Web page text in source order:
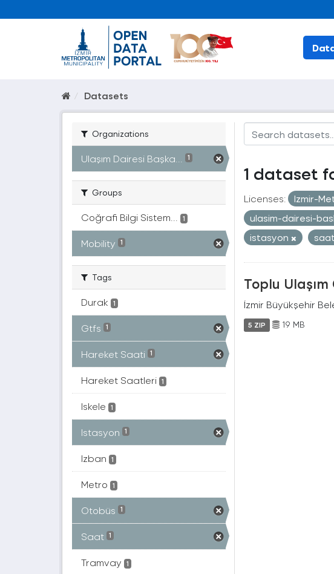
Datasets
Organizations
Ulaşım Dairesi Başka... 1
Groups
Coğrafi Bilgi Sistem... 1
Mobility 1
Tags
Durak 1
Gtfs 1
Hareket Saati 1
Hareket Saatleri 1
Iskele 1
Istasyon 1
Izban 1
Metro 1
Otobüs 1
Saat 1
Tramvay 1
1 dataset
Licenses: Izmir-
ulasim-dairesi-
istasyon
saat
Toplu
İzmir Büyükşehir
5 ZIP 19 MB